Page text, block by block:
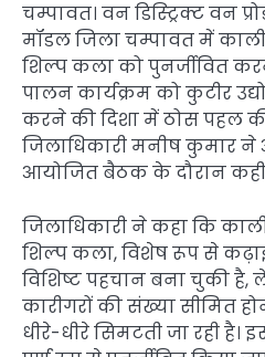
चम्पावत। वन डिस्ट्रिक्ट वन
मॉडल जिला चम्पावत में
शिल्प कला को पुनर्जीवित
पालन कार्यक्रम को कुटीर
करने की दिशा में ठोस पहल की
जिलाधिकारी मनीष कुमार ने
आयोजित बैठक के दौरान
जिलाधिकारी ने कहा कि
शिल्प कला, विशेष रूप से
विशिष्ट पहचान बना चुकी
कारीगरों की संख्या सीमित
धीरे-धीरे सिमटती जा रही